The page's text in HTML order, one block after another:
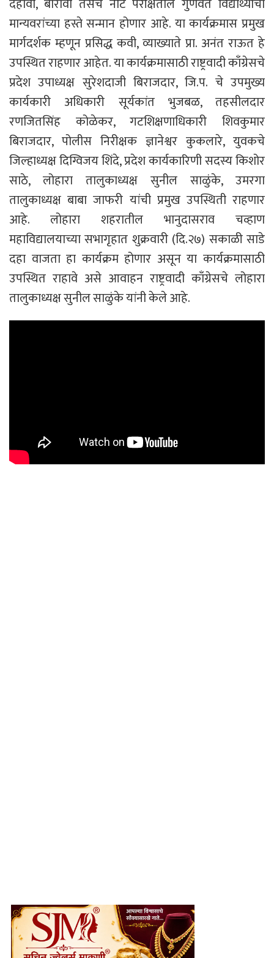
मान्यवरांच्या हस्ते सन्मान होणार आहे. या कार्यक्रमास प्रमुख
मार्गदर्शक म्हणून प्रसिद्ध कवी, व्याख्याते प्रा. अनंत राऊत हे
उपस्थित राहणार आहेत. या कार्यक्रमासाठी राष्ट्रवादी काँग्रेसचे
प्रदेश उपाध्यक्ष सुरेशदाजी बिराजदार, जि.प. चे उपमुख्य
कार्यकारी अधिकारी सूर्यकांत भुजबळ, तहसीलदार
रणजितसिंह कोळेकर, गटशिक्षणाधिकारी शिवकुमार
बिराजदार, पोलीस निरीक्षक ज्ञानेश्वर कुकलारे, युवकचे
जिल्हाध्यक्ष दिग्विजय शिंदे, प्रदेश कार्यकारिणी सदस्य किशोर
साठे, लोहारा तालुकाध्यक्ष सुनील साळुंके, उमरगा
तालुकाध्यक्ष बाबा जाफरी यांची प्रमुख उपस्थिती राहणार
आहे. लोहारा शहरातील भानुदासराव चव्हाण
महाविद्यालयाच्या सभागृहात शुक्रवारी (दि.२७) सकाळी साडे
दहा वाजता हा कार्यक्रम होणार असून या कार्यक्रमासाठी
उपस्थित राहावे असे आवाहन राष्ट्रवादी काँग्रेसचे लोहारा
तालुकाध्यक्ष सुनील साळुंके यांनी केले आहे.